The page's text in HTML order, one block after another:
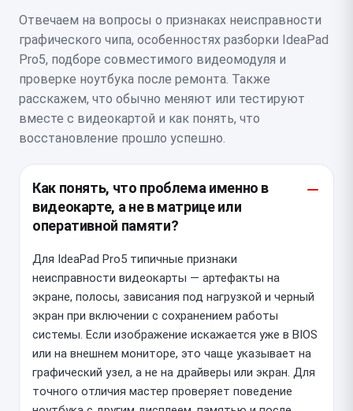
Отвечаем на вопросы о признаках неисправности
графического чипа, особенностях разборки IdeaPad
Pro5, подборе совместимого видеомодуля и
проверке ноутбука после ремонта. Также
расскажем, что обычно меняют или тестируют
вместе с видеокартой и как понять, что
восстановление прошло успешно.
Как понять, что проблема именно в
видеокарте, а не в матрице или
оперативной памяти?
Для IdeaPad Pro5 типичные признаки
неисправности видеокарты — артефакты на
экране, полосы, зависания под нагрузкой и черный
экран при включении с сохранением работы
системы. Если изображение искажается уже в BIOS
или на внешнем мониторе, это чаще указывает на
графический узел, а не на драйверы или экран. Для
точного отличия мастер проверяет поведение